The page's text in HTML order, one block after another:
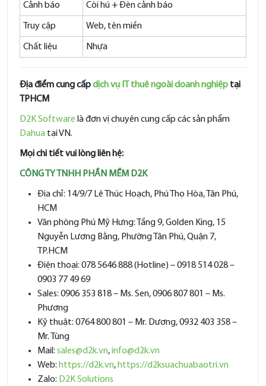
Cảnh báo Còi hú + Đèn cảnh báo
Truy cập Web, tên miền
Chất liệu Nhựa
Địa điểm cung cấpdịch vụ IT thuê ngoài doanh nghiệp tại
TPHCM
D2K Software là đơn vị chuyên cung cấp các sản phẩm
Dahua tại VN.
Mọi chi tiết vui lòng liên hệ:
CÔNG TY TNHH PHẦN MỀM D2K
Địa chỉ: 14/9/7 Lê Thúc Hoạch, Phú Thọ Hòa, Tân Phú,
HCM
Văn phòng Phú Mỹ Hưng: Tầng 9, Golden King, 15
Nguyễn Lương Bằng, Phường Tân Phú, Quận 7,
TP.HCM
Điện thoại: 078 5646 888 (Hotline) – 0918 514 028 –
0903 77 49 69
Sales: 0906 353 818 – Ms. Sen, 0906 807 801 – Ms.
Phương
Kỹ thuật: 0764 800 801 – Mr. Dương, 0932 403 358 –
Mr. Tùng
Mail: sales@d2k.vn,info@d2k.vn
Web: https://d2k.vn, https://d2ksuachuabaotri.vn
Zalo: D2K Solutions